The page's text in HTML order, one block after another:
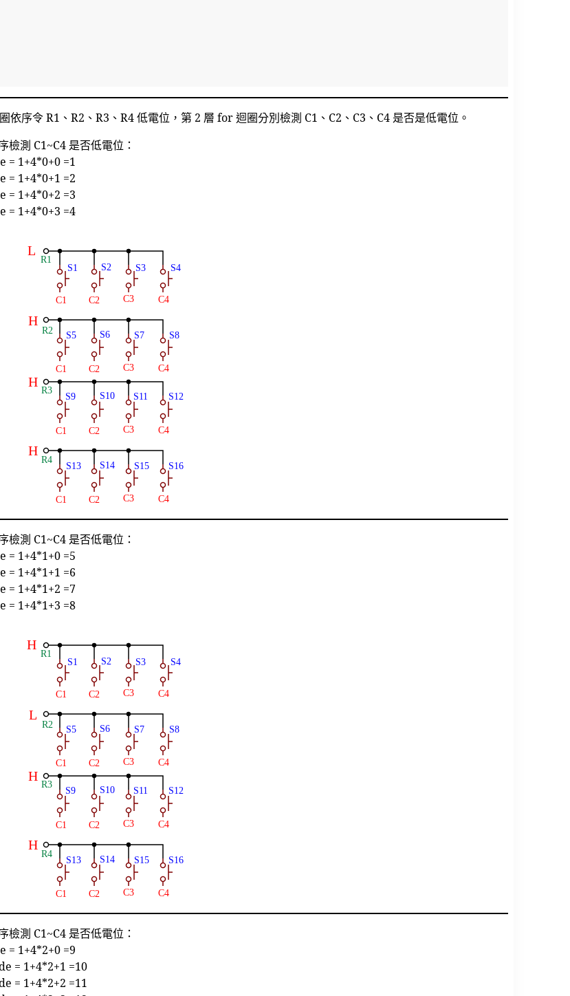
序令 R1、R2、R3、R4 低電位，第 2 層 for 迴圈分別檢測 C1、C2、C3、C4 是否是低電位。
測 C1~C4 是否低電位：
= 1+4*0+0 =1
= 1+4*0+1 =2
= 1+4*0+2 =3
= 1+4*0+3 =4
測 C1~C4 是否低電位：
= 1+4*1+0 =5
= 1+4*1+1 =6
= 1+4*1+2 =7
= 1+4*1+3 =8
測 C1~C4 是否低電位：
= 1+4*2+0 =9
= 1+4*2+1 =10
= 1+4*2+2 =11